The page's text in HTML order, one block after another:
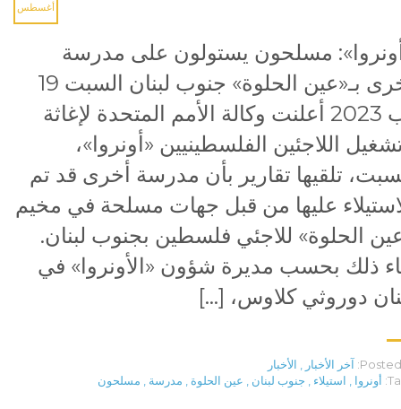
أغسطس
مسلحون يستولون على مدرسة
أخرى بـ«عين الحلوة» جنوب لبنان السبت 19
آب 2023 أعلنت وكالة الأمم المتحدة لإغاثة
اللاجئين الفلسطينيين «أونروا»،
تلقيها تقارير بأن مدرسة أخرى قد تم
عليها من قبل جهات مسلحة في مخيم
الحلوة» للاجئي فلسطين بجنوب لبنان.
ذلك بحسب مديرة شؤون «الأونروا» في
دوروثي كلاوس، […]
Posted آخر الأخبار
الأخبار
أونروا استيلاء جنوب لبنان عين الحلوة مدرسة مسلحون